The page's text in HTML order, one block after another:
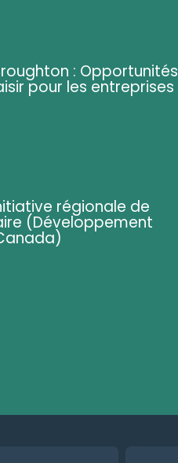
: Opportunités
pour les entreprises
régionale de
(Développement